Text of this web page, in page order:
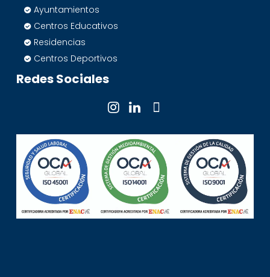
Ayuntamientos
Centros Educativos
Residencias
Centros Deportivos
Redes Sociales